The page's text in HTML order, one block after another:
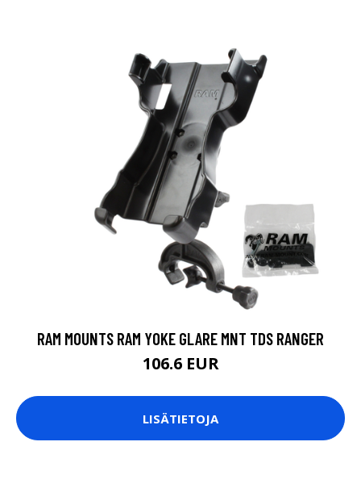
RAM MOUNTS RAM YOKE GLARE MNT TDS RANGER
106.6 EUR
LISÄTIETOJA